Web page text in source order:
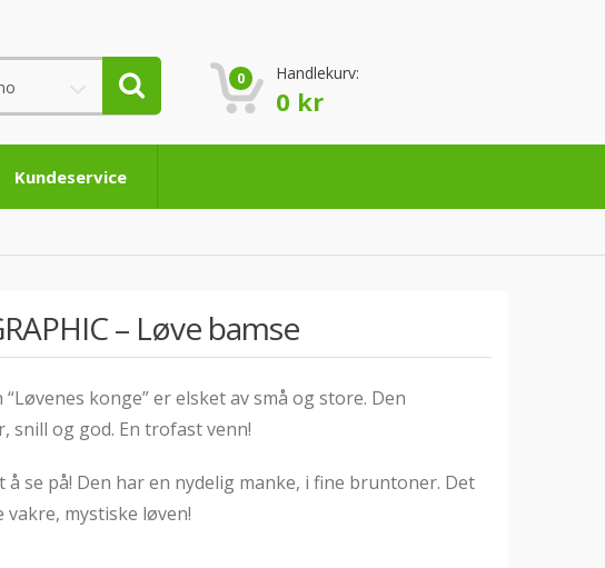
0 Handlekurv:
0 kr
Kundeservice
– Løve bamse
konge” er elsket av små og store. Den
snill og god. En trofast venn!
se på! Den har en nydelig manke, i fine bruntoner. Det
mystiske løven!